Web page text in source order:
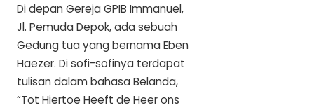
Di depan Gereja GPIB Immanuel,
Jl. Pemuda Depok, ada sebuah
Gedung tua yang bernama Eben
Haezer. Di sofi-sofinya terdapat
tulisan dalam bahasa Belanda,
“Tot Hiertoe Heeft de Heer ons